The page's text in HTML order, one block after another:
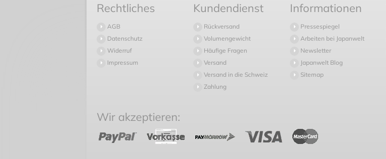
Rechtliches
AGB
Datenschutz
Widerruf
Impressum
Kundendienst
Rückversand
Volumengewicht
Häufige Fragen
Versand
Versand in die Schweiz
Zahlung
Informationen
Pressespiegel
Arbeiten bei Japanwelt
Newsletter
Japanwelt Blog
Sitemap
Wir akzeptieren: